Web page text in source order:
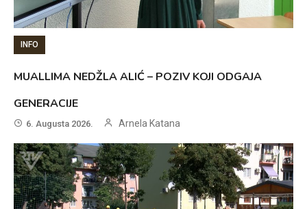
INFO
MUALLIMA NEDŽLA ALIĆ – POZIV KOJI ODGAJA
GENERACIJE
6. Augusta 2026. Arnela Katana